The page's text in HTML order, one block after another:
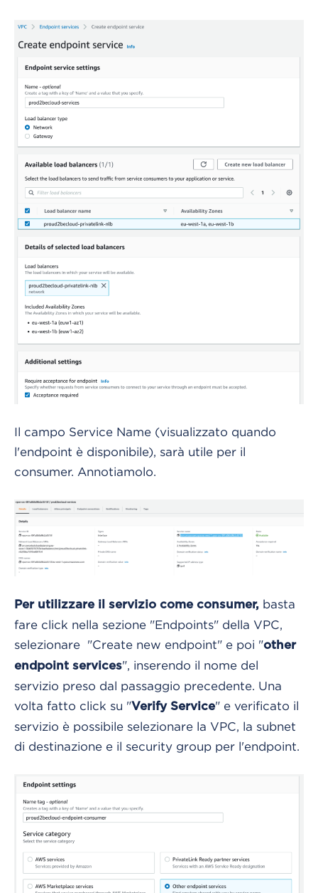
Il campo Service Name (visualizzato quando
l'endpoint è disponibile), sarà utile per il
consumer. Annotiamolo.
Per utilizzare il servizio come consumer, basta
fare click nella sezione "Endpoints" della VPC,
selezionare "Create new endpoint" e poi "other
endpoint services", inserendo il nome del
servizio preso dal passaggio precedente. Una
volta fatto click su "Verify Service" e verificato il
servizio è possibile selezionare la VPC, la subnet
di destinazione e il security group per l'endpoint.